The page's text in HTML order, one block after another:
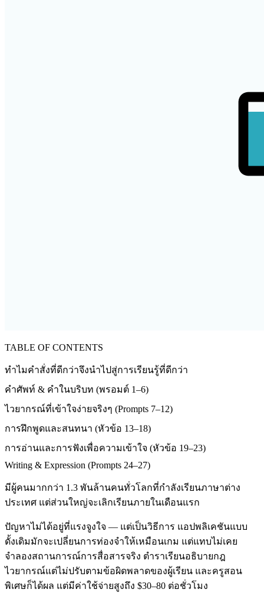
TABLE OF CONTENTS
ทำไมคำสั่งที่ดีกว่าจึงนำไปสู่การเรียนรู้ที่ดีกว่า
คำศัพท์ & คำในบริบท (พรอมต์ 1–6)
ไวยากรณ์ที่เข้าใจง่ายจริงๆ (Prompts 7–12)
การฝึกพูดและสนทนา (หัวข้อ 13–18)
การอ่านและการฟังเพื่อความเข้าใจ (หัวข้อ 19–23)
Writing & Expression (Prompts 24–27)
มีผู้คนมากกว่า 1.3 พันล้านคนทั่วโลกที่กำลังเรียนภาษาต่าง
ประเทศ แต่ส่วนใหญ่จะเลิกเรียนภายในเดือนแรก
ปัญหาไม่ได้อยู่ที่แรงจูงใจ — แต่เป็นวิธีการ แอปพลิเคชันแบบ
ดั้งเดิมมักจะเปลี่ยนการท่องจำให้เหมือนเกม แต่แทบไม่เคย
จำลองสถานการณ์การสื่อสารจริง ตำราเรียนอธิบายกฎ
ไวยากรณ์แต่ไม่ปรับตามข้อผิดพลาดของผู้เรียน และครูสอน
พิเศษก็ได้ผล แต่มีค่าใช้จ่ายสูงถึง $30–80 ต่อชั่วโมง